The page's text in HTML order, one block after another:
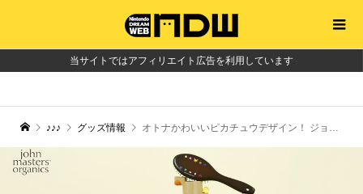
当サイトではアフィリエイト広告を利用しています
♪♪♪ グッズ情報 オトナかわいいピカチュウデザイン！ ジョンマスターオーガニックの限定ヘアケアセットが2026年1月8日より発売